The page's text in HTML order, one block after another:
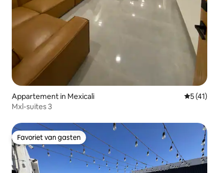
Appartement in Mexicali
5 (41)
Mxl-suites 3
Favoriet van gasten
Favoriet van gasten